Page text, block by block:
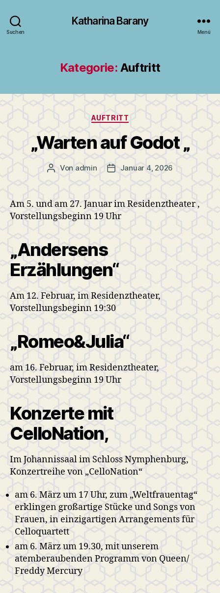
Suchen
Katharina Barany
Menü
Kategorie: Auftritt
Kategorien
AUFTRITT
„Warten auf Godot „
Beitragsautor
Von admin Veröffentlichungsdatum
Januar 4, 2026
Am 5. und am 27. Januar im Residenztheater ,
Vorstellungsbeginn 19 Uhr
„Andersens
Erzählungen“
Am 12. Februar, im Residenztheater,
Vorstellungsbeginn 19:30
„Romeo&Julia“
am 16. Februar, im Residenztheater,
Vorstellungsbeginn 19 Uhr
Konzerte mit
CelloNation,
Im Johannissaal im Schloss Nymphenburg,
Konzertreihe von „CelloNation“
am 6. März um 17 Uhr, zum „Weltfrauentag“
erklingen großartige Stücke und Songs von
Frauen, in einzigartigen Arrangements für
Celloquartett
am 6. März um 19.30, mit unserem
atemberaubenden Programm von Queen/
Freddy Mercury